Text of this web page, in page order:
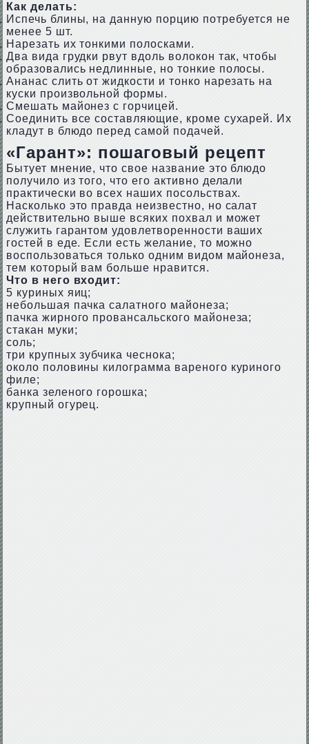
Как делать:
Испечь блины, на данную порцию потребуется не
менее 5 шт.
Нарезать их тонкими полосками.
Два вида грудки рвут вдоль волокон так, чтобы
образовались недлинные, но тонкие полосы.
Ананас слить от жидкости и тонко нарезать на
куски произвольной формы.
Смешать майонез с горчицей.
Соединить все составляющие, кроме сухарей. Их
кладут в блюдо перед самой подачей.
«Гарант»: пошаговый рецепт
Бытует мнение, что свое название это блюдо
получило из того, что его активно делали
практически во всех наших посольствах.
Насколько это правда неизвестно, но салат
действительно выше всяких похвал и может
служить гарантом удовлетворенности ваших
гостей в еде. Если есть желание, то можно
воспользоваться только одним видом майонеза,
тем который вам больше нравится.
Что в него входит:
5 куриных яиц;
небольшая пачка салатного майонеза;
пачка жирного провансальского майонеза;
стакан муки;
соль;
три крупных зубчика чеснока;
около половины килограмма вареного куриного
филе;
банка зеленого горошка;
крупный огурец.